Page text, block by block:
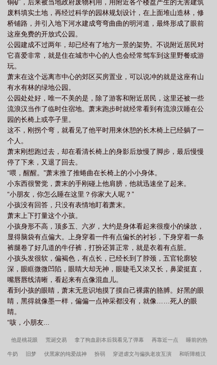
之前，他还有一个重大问题需要解决：如果不完成任务，就会被系
统抹杀怎么办？雪里红：老板，雇佣我呗，一个晚上换一个任务，
任务升级，次数增加。***主角：萧末VS雪里红萧末缺点：多管闲
事，据说有点婆妈雪里红缺点：我很瘦，我想吃很多肉
铜矿，后来被当地政府废物利用，用附近各个楼盘产生的无害建筑
废料填实土地，再经过科学的园林规划设计，在上面堆山造林，修
桥铺路，并引入地下河水建成弯弯曲曲的明河道，最终形成了眼前
这座免费的开放式公园。
公园建成不过两年，却已经有了地方一景的架势。不说附近居民对
它喜爱非常，就是住在城市中心的人也会经常驾车到这里野餐或游
玩。
萧末在这个远离市中心的郊区买房置业，可以说冲的就是这座有山
有水有林的绿地公园。
公园处处好，唯一不美的是，除了游客和附近居民，这里还被一些
流浪汉当作了临时住宿地。萧末跑步时就经常看到有流浪汉睡在公
园的长椅上或亭子里。
这不，刚拐个弯，就看见了他平时用来休憩的长木椅上已经躺了一
个人。
萧末刚想跑过去，却在看清长椅上的身影后放慢了脚步，最后慢慢
停了下来，又退了回去。
“喂，醒醒。”萧末推了推蜷曲在长椅上的小小身体。
小东西很警觉，萧末的手刚碰上他肩膀，他就迅速坐了起来。
“小朋友，你怎么睡在这里？你家大人呢？”
小孩没有回答，只没有表情地盯着萧末。
萧末上下打量这个小孩。
小孩身形不高，顶多五、六岁，大约是身体看起来很瘦小的缘故，
显得脑袋有点偏大。上身穿着一件有点偏长的衬衫，下身穿着一条
裤腿卷了好几道的牛仔裤，打扮还算正常，就是衣着有点脏。
小孩头发很软，偏褐色，有点长，已经长到了脖颈，五官轮廓较
深，眼眶微微凹陷，眼睛大却无神，眼睫毛又浓又长，鼻梁挺直，
嘴唇唇线清晰，看起来有点像混血儿。
看到小孩的眼睛，萧末无意识地摸了摸自己裸露的胳膊。好黑的眼
睛，黑得就像墨一样，偏偏一点神采都没有，就像……死人的眼
睛。
“咳，小朋友...
他是桃花眼 荒诞交易 拿了狗血剧本后我看见了弹幕 再靠近一点 睡前的热
牛奶 旧梦 伏黑家的纯爱战神 扮弱 穿进虐文与偏执老攻互演 和听障糙汉